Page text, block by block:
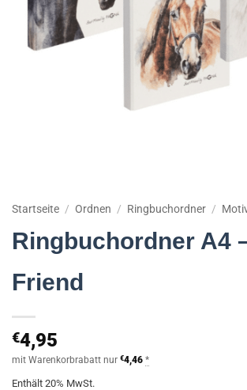
Startseite / Ordnen / Ringbuchordner /
Ringbuchordner A4
Friend
€4,95
mit Warenkorbrabatt nur €4,46 *
Enthält 20% MwSt.